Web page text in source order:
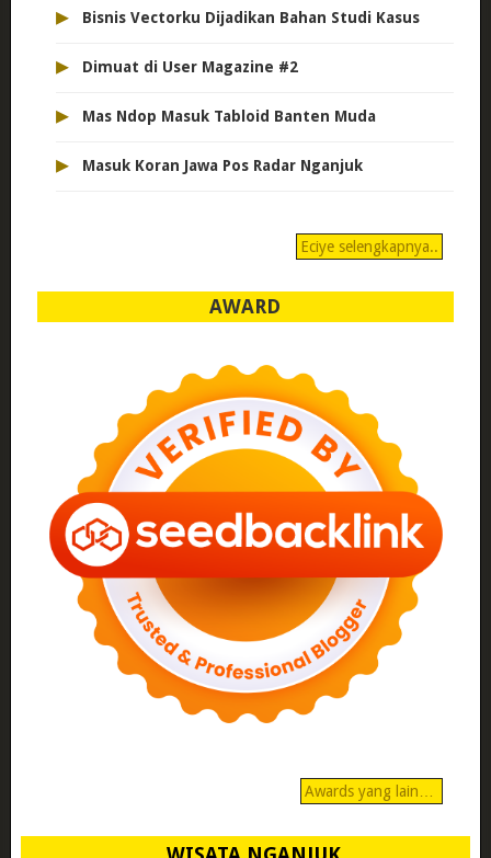
▸ Bisnis Vectorku Dijadikan Bahan Studi Kasus
▸ Dimuat di User Magazine #2
▸ Mas Ndop Masuk Tabloid Banten Muda
▸ Masuk Koran Jawa Pos Radar Nganjuk
Eciye selengkapnya..
AWARD
Awards yang lain…